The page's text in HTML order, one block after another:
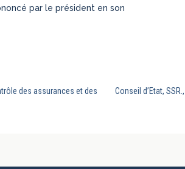
par le président en son
des assurances et des
Conseil d’Etat,